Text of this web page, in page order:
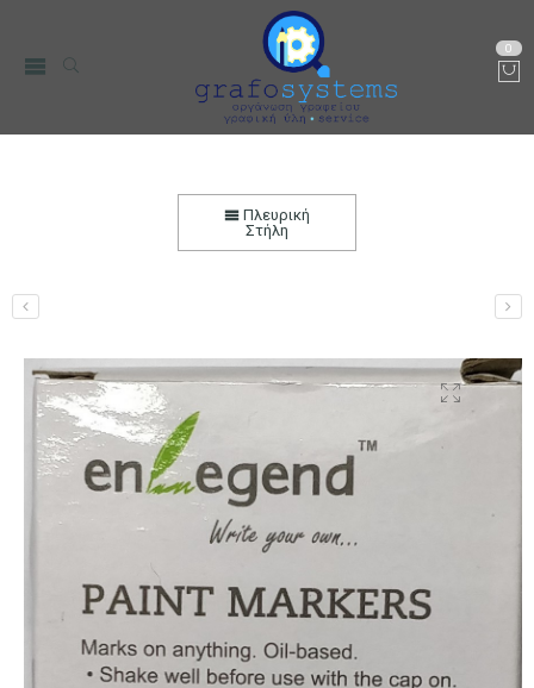
0
Μαρκαδόροι Κιβωτίων
Πλευρική
Στήλη